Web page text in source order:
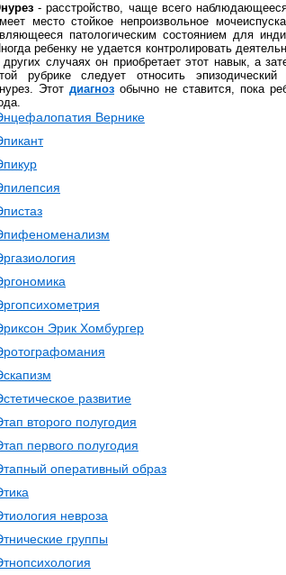
- расстройство, чаще всего
место стойкое непроизвольное
патологическим состоянием для
ребенку не удается контролировать
других случаях он приобретает этот навык, а
рубрике следует относить
Этот диагноз обычно не ставится, пока
Вернике
Эрик Хомбургер
развитие
второго полугодия
первого полугодия
оперативный образ
невроза
группы